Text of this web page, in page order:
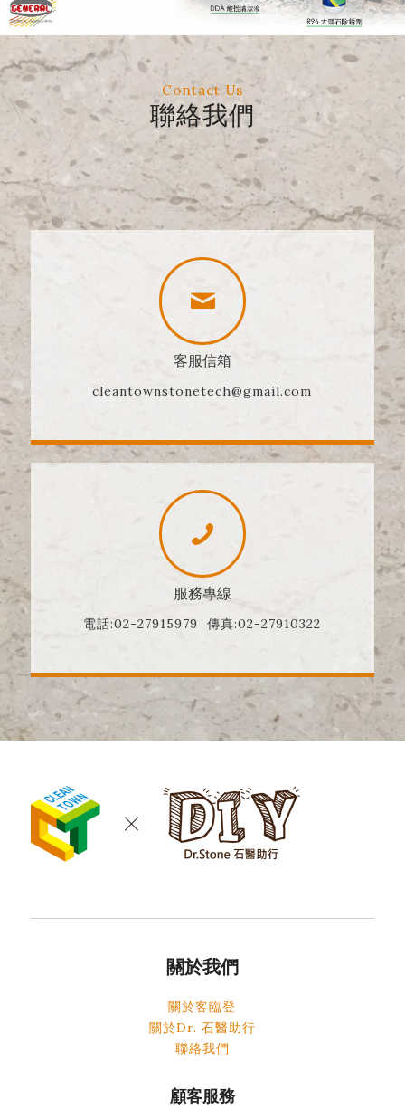
Contact Us
聯絡我們
客服信箱
cleantownstonetech@gmail.com
服務專線
電話:02-27915979 傳真:02-27910322
關於我們
關於客臨登
關於Dr. 石醫助行
聯絡我們
顧客服務